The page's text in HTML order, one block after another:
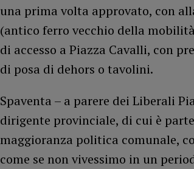
una prima volta approvato, con
(antico ferro vecchio della
di accesso a Piazza Cavalli, con
di posa di dehors o tavolini.
Spaventa – a parere dei Liberali
dirigente provinciale, di cui è
maggioranza politica comunale,
come se non vivessimo in un